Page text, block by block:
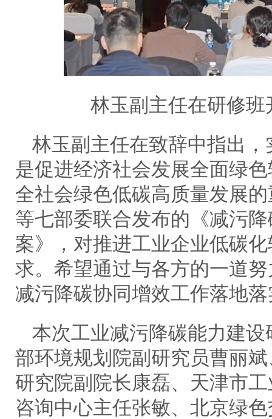
林玉副主任在研修
林玉副主任在致辞中指出
是促进经济社会发展全面绿
全社会绿色低碳高质量发展
等七部委联合发布的《减污
案》，对推进工业企业低碳
求。希望通过与各方的一道
减污降碳协同增效工作落地
本次工业减污降碳能力建
部环境规划院副研究员曹丽
研究院副院长康磊、天津市
咨询中心主任张敏、北京绿